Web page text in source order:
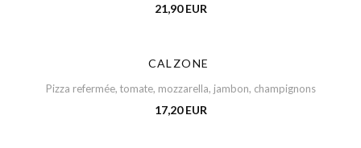
21,90 EUR
CALZONE
Pizza refermée, tomate, mozzarella, jambon, champignons
17,20 EUR